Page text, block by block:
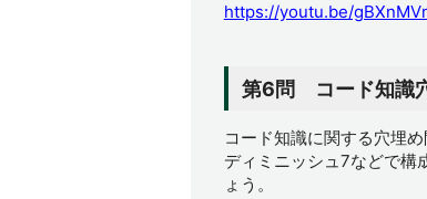
https://youtu.be/
第6問 コード知識
コード知識に関する穴埋め
ディミニッシュ7などで構
ょう。